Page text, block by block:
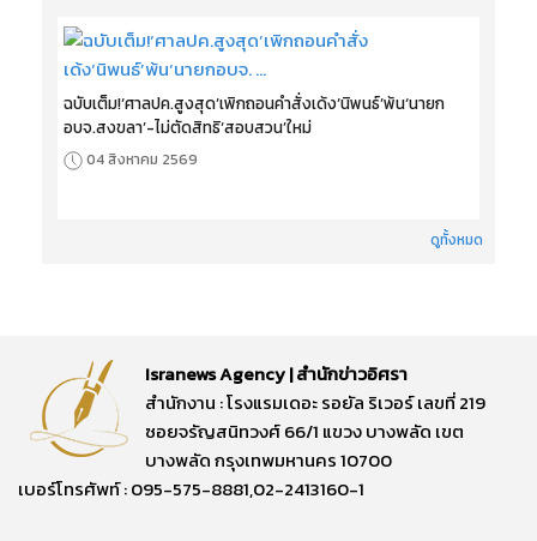
ฉบับเต็ม!‘ศาลปค.สูงสุด’เพิกถอนคำสั่งเด้ง‘นิพนธ์’พ้น‘นายก
อบจ.สงขลา’-ไม่ตัดสิทธิ‘สอบสวน’ใหม่
04 สิงหาคม 2569
ดูทั้งหมด
Isranews Agency | สำนักข่าวอิศรา
สำนักงาน : โรงแรมเดอะ รอยัล ริเวอร์ เลขที่ 219
ซอยจรัญสนิทวงศ์ 66/1 แขวง บางพลัด เขต
บางพลัด กรุงเทพมหานคร 10700
เบอร์โทรศัพท์ : 095-575-8881,02-2413160-1